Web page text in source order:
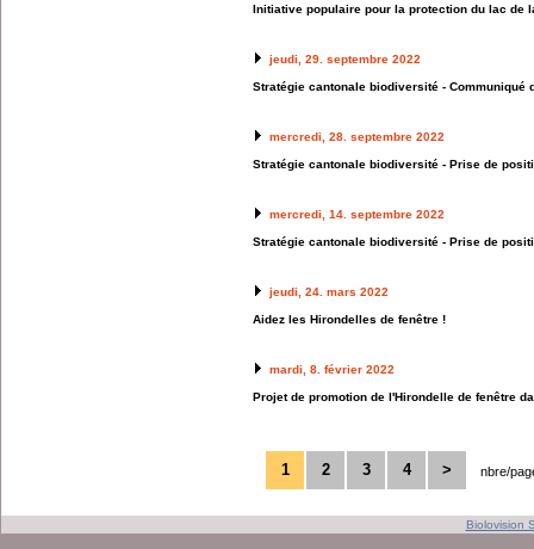
Initiative populaire pour la protection du lac de
jeudi, 29. septembre 2022
Stratégie cantonale biodiversité - Communiqué
mercredi, 28. septembre 2022
Stratégie cantonale biodiversité - Prise de
mercredi, 14. septembre 2022
Stratégie cantonale biodiversité - Prise de
jeudi, 24. mars 2022
Aidez les Hirondelles de fenêtre !
mardi, 8. février 2022
Projet de promotion de l'Hirondelle de fenêtre
1 2 3 4 > nbre/
Biolovision